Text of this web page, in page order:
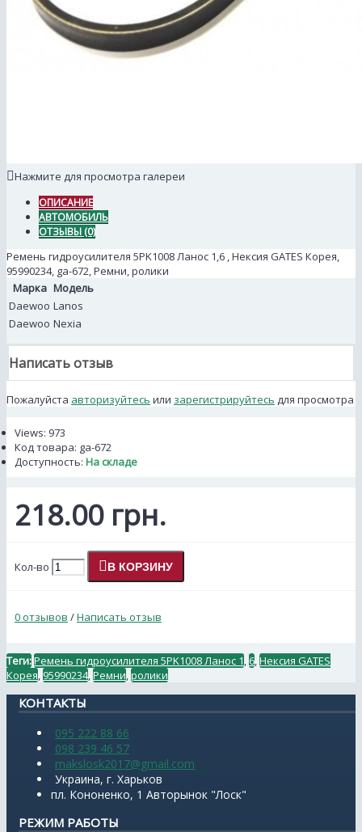
Нажмите для просмотра галереи
ОПИСАНИЕ
АВТОМОБИЛЬ
ОТЗЫВЫ (0)
Ремень гидроусилителя 5PK1008 Ланос 1,6 , Нексия GATES Корея,
95990234, ga-672, Ремни, ролики
Марка Модель
Daewoo Lanos
Daewoo Nexia
Написать отзыв
Пожалуйста авторизуйтесь или зарегистрируйтесь для просмотра
Views: 973
Код товара: ga-672
Доступность: На складе
218.00 грн.
Кол-во В КОРЗИНУ
0 отзывов /Написать отзыв
Теги:Ремень гидроусилителя 5PK1008 Ланос 1 6 Нексия GATES
Корея 95990234 Ремни ролики
КОНТАКТЫ
095 222 88 66
098 239 46 57
makslosk2017@gmail.com
Украина, г. Харьков
пл. Кононенко, 1 Авторынок "Лоск"
РЕЖИМ РАБОТЫ